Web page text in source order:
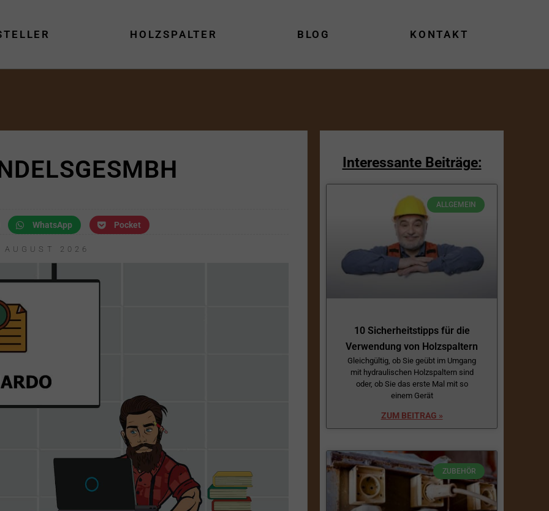
HOLZSPALTER BLOG KONTAKT
WhatsApp Pocket
AUGUST 2026
Interessante Beiträge:
ALLGEMEIN
10 Sicherheitstipps für die
Verwendung von Holzspaltern
Gleichgültig, ob Sie geübt im Umgang
mit hydraulischen Holzspaltern sind
oder, ob Sie das erste Mal mit so
einem Gerät
ZUM BEITRAG »
ZUBEHÖR